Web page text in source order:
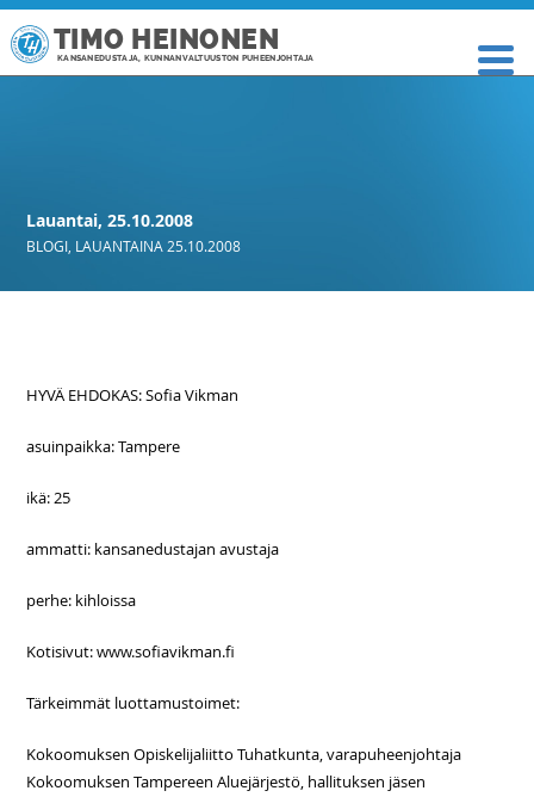
TIMO HEINONEN
KANSANEDUSTAJA, KUNNANVALTUUSTON PUHEENJOHTAJA
Lauantai, 25.10.2008
BLOGI LAUANTAINA 25.10.2008
HYVÄ EHDOKAS: Sofia Vikman
asuinpaikka: Tampere
ikä: 25
ammatti: kansanedustajan avustaja
perhe: kihloissa
Kotisivut: www.sofiavikman.fi
Tärkeimmät luottamustoimet:
Kokoomuksen Opiskelijaliitto Tuhatkunta, varapuheenjohtaja
Kokoomuksen Tampereen Aluejärjestö, hallituksen jäsen